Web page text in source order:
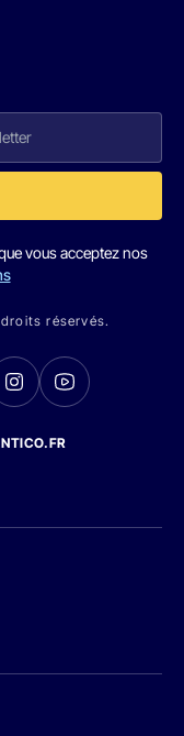
vous acceptez nos
réservés.